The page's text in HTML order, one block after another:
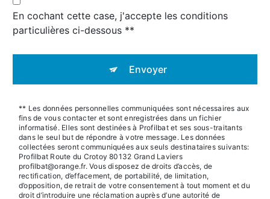
En cochant cette case, j'accepte les conditions
particulières ci-dessous **
Envoyer
** Les données personnelles communiquées sont nécessaires aux
fins de vous contacter et sont enregistrées dans un fichier
informatisé. Elles sont destinées à Profilbat et ses sous-traitants
dans le seul but de répondre à votre message. Les données
collectées seront communiquées aux seuls destinataires suivants:
Profilbat Route du Crotoy 80132 Grand Laviers
profilbat@orange.fr. Vous disposez de droits d’accès, de
rectification, d’effacement, de portabilité, de limitation,
d’opposition, de retrait de votre consentement à tout moment et du
droit d’introduire une réclamation auprès d’une autorité de